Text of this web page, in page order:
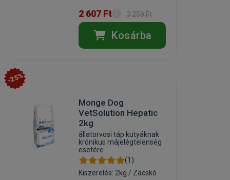
2 607 Ft 3 259 Ft
Kosárba
-25%
Monge Dog
VetSolution Hepatic
2kg
állatorvosi táp kutyáknak
krónikus májelégtelenség
esetére
(1)
Kiszerelés: 2kg / Zacskó